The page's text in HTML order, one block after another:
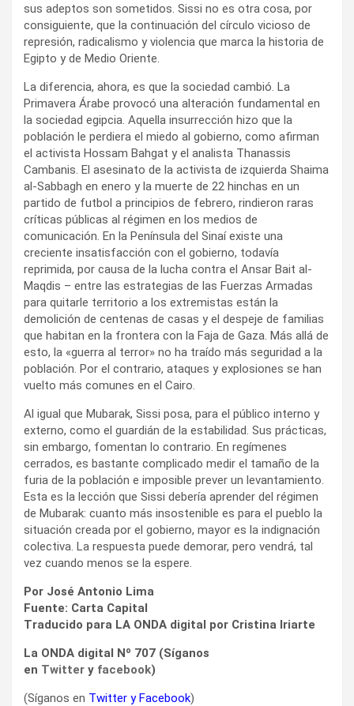
sus adeptos son sometidos. Sissi no es otra cosa, por
consiguiente, que la continuación del círculo vicioso de
represión, radicalismo y violencia que marca la historia de
Egipto y de Medio Oriente.
La diferencia, ahora, es que la sociedad cambió. La
Primavera Árabe provocó una alteración fundamental en
la sociedad egipcia. Aquella insurrección hizo que la
población le perdiera el miedo al gobierno, como afirman
el activista Hossam Bahgat y el analista Thanassis
Cambanis. El asesinato de la activista de izquierda Shaima
al-Sabbagh en enero y la muerte de 22 hinchas en un
partido de futbol a principios de febrero, rindieron raras
críticas públicas al régimen en los medios de
comunicación. En la Península del Sinaí existe una
creciente insatisfacción con el gobierno, todavía
reprimida, por causa de la lucha contra el Ansar Bait al-
Maqdis – entre las estrategias de las Fuerzas Armadas
para quitarle territorio a los extremistas están la
demolición de centenas de casas y el despeje de familias
que habitan en la frontera con la Faja de Gaza. Más allá de
esto, la «guerra al terror» no ha traído más seguridad a la
población. Por el contrario, ataques y explosiones se han
vuelto más comunes en el Cairo.
Al igual que Mubarak, Sissi posa, para el público interno y
externo, como el guardián de la estabilidad. Sus prácticas,
sin embargo, fomentan lo contrario. En regímenes
cerrados, es bastante complicado medir el tamaño de la
furia de la población e imposible prever un levantamiento.
Esta es la lección que Sissi debería aprender del régimen
de Mubarak: cuanto más insostenible es para el pueblo la
situación creada por el gobierno, mayor es la indignación
colectiva. La respuesta puede demorar, pero vendrá, tal
vez cuando menos se la espere.
Por José Antonio Lima
Fuente: Carta Capital
Traducido para LA ONDA digital por Cristina Iriarte
La ONDA digital Nº 707 (Síganos
en Twitter y facebook)
(Síganos en Twitter yFacebook)